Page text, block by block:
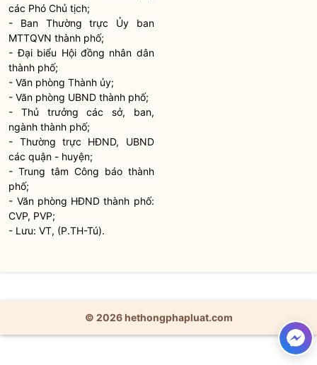
các Phó Chủ tịch;
- Ban Thường trực Ủy ban
MTTQVN thành phố;
-Đại biểu Hội đồng nhân dân
thành phố;
- Văn phòng Thành ủy;
- Văn phòng UBND thành phố;
- Thủ trưởng các sở, ban,
ngành thành phố;
- Thường trực HĐND, UBND
các quận - huyện;
- Trung tâm Công báo thành
phố;
- Văn phòng HĐND thành phố:
CVP, PVP;
- Lưu: VT, (P.TH-Tú).
© 2026 hethongphapluat.com